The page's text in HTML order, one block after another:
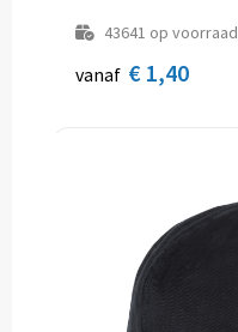
43641 op voorraad
vanaf € 1,40